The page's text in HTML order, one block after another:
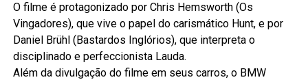
O filme é protagonizado por Chris Hemsworth (Os
Vingadores), que vive o papel do carismático Hunt, e por
Daniel Brühl (Bastardos Inglórios), que interpreta o
disciplinado e perfeccionista Lauda.
Além da divulgação do filme em seus carros, o BMW